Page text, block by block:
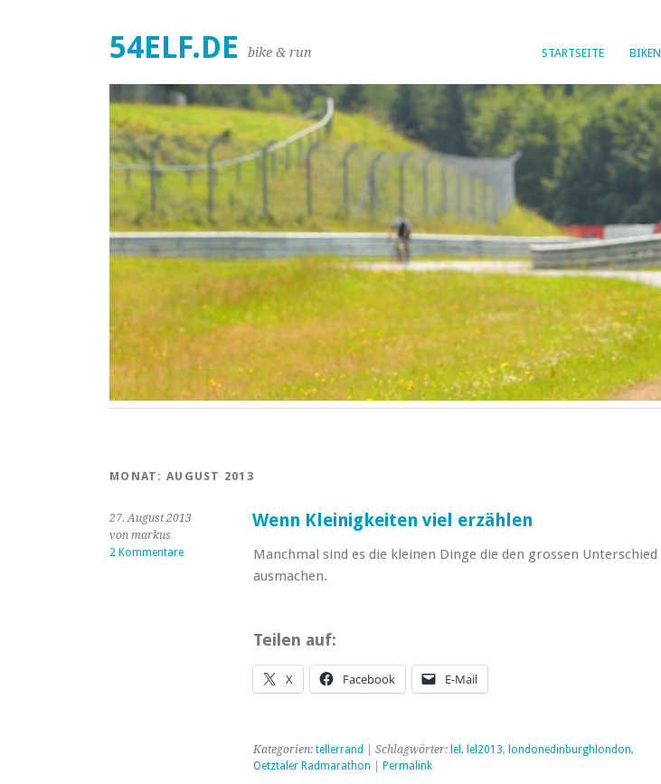
STARTSEITE BIKEN
54ELF.DE bike & run
MONAT: AUGUST 2013
27. August 2013
von markus
2 Kommentare
Wenn Kleinigkeiten viel erzählen
Manchmal sind es die kleinen Dinge die den grossen Unterschied
ausmachen.
Teilen auf:
X Facebook E-Mail
Kategorien: tellerrand | Schlagwörter: lel , lel2013, londonedinburghlondon,
Oetztaler Radmarathon
Permalink